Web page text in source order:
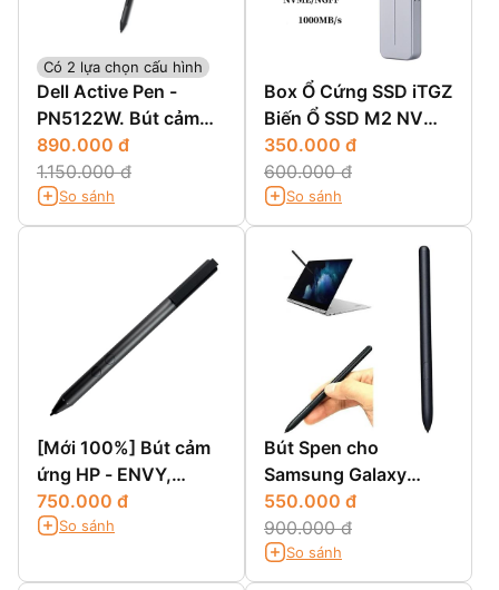
Có 2 lựa chọn cấu hình
Dell Active Pen -
PN5122W. Bút cảm
ứng Dell.
890.000 đ
1.150.000 đ
So sánh
Box Ổ Cứng SSD iTGZ
Biến Ổ SSD M2 NVMe
2280 thành Ổ Cứng
Di Động
350.000 đ
600.000 đ
So sánh
[Mới 100%] Bút cảm
ứng HP - ENVY,
Pavilion, Spectre
750.000 đ
So sánh
Bút Spen cho
Samsung Galaxy
Book chính hãng
550.000 đ
900.000 đ
So sánh